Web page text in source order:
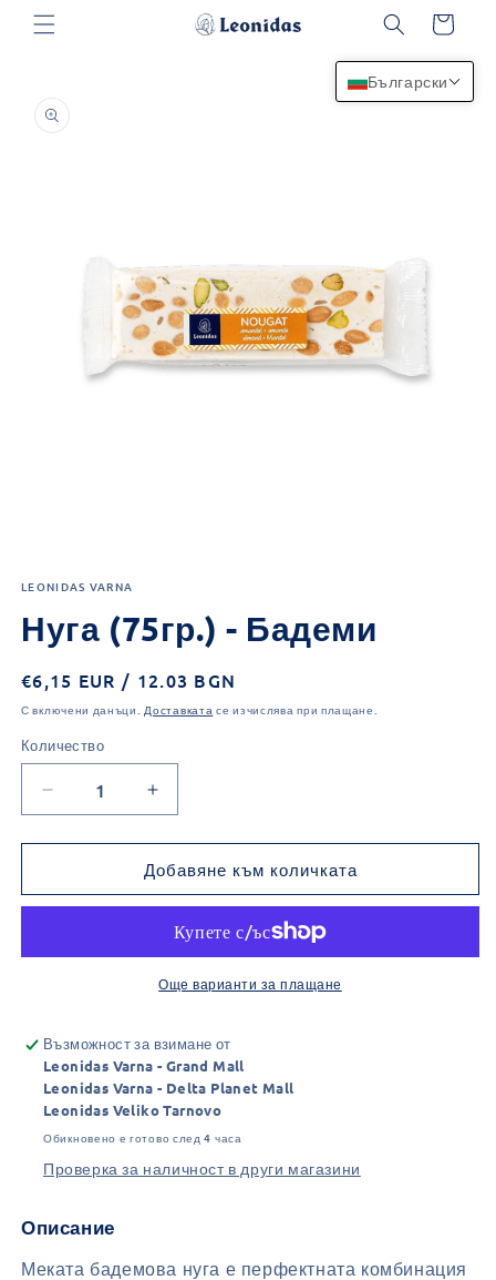
към
Количка
информацията
за продукта
мултимедия
в
модален
LEONIDAS VARNA
Нуга (75гр.) - Бадеми
Обичайна
цена
€6,15 EUR / 12.03 BGN
С включени данъци.Доставката се изчислява при плащане.
Количество
Количество
Намаляване
на
количеството
Нуга
Бадеми
Увеличаване
на
количеството
за
Нуга
Бадеми
Добавяне към количката
Още варианти за плащане
Възможност за взимане от
Leonidas Varna - Grand Mall
Leonidas Varna - Delta Planet Mall
Leonidas Veliko Tarnovo
Обикновено е готово след 4 часа
Проверка за наличност в други магазини
Описание
Меката бадемова нуга е перфектната комбинация
Български